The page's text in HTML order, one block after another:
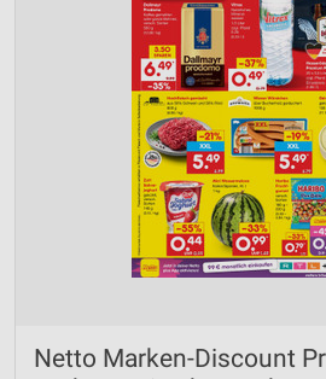
Netto Marken-Discount